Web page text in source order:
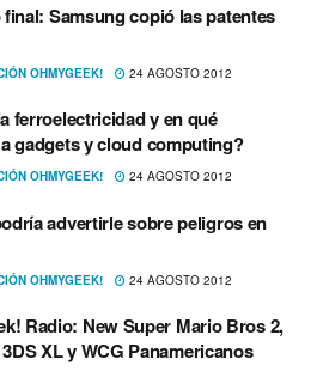
Samsung copió las patentes
OHMYGEEK! 24 AGOSTO 2012
ferroelectricidad y en qué
gadgets y cloud computing?
OHMYGEEK! 24 AGOSTO 2012
advertirle sobre peligros en
OHMYGEEK! 24 AGOSTO 2012
Radio: New Super Mario Bros 2,
XL y WCG Panamericanos